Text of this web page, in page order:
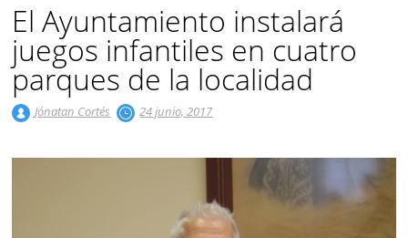
El Ayuntamiento instalará
juegos infantiles en cuatro
parques de la localidad
Jónatan Cortés 24 junio, 2017